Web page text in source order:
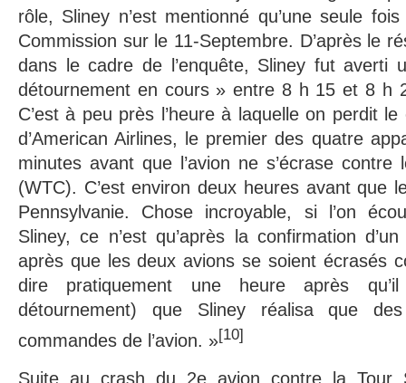
rôle, Sliney n’est mentionné qu’une seule
Commission sur le 11-Septembre. D’après le
dans le cadre de l’enquête, Sliney fut averti
détournement en cours » entre 8 h 15 et 8 h
C’est à peu près l’heure à laquelle on perdit
d’American Airlines, le premier des quatre
minutes avant que l’avion ne s’écrase
(WTC). C’est environ deux heures avant que
Pennsylvanie. Chose incroyable, si l’on
Sliney, ce n’est qu’après la confirmation
après que les deux avions se soient écrasés
dire pratiquement une heure après
détournement) que Sliney réalisa que
commandes de l’avion. »[10]
Suite au crash du 2e avion contre la Tour